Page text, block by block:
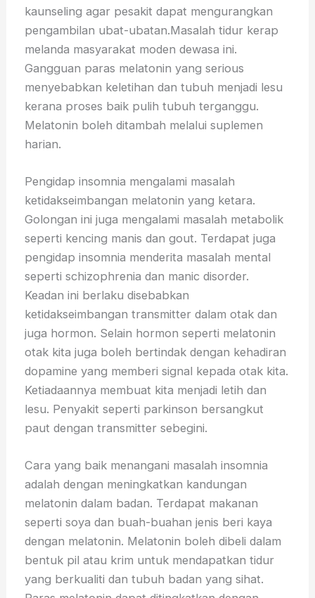
kaunseling agar pesakit dapat mengurangkan
pengambilan ubat-ubatan.Masalah tidur kerap
melanda masyarakat moden dewasa ini.
Gangguan paras melatonin yang serious
menyebabkan keletihan dan tubuh menjadi lesu
kerana proses baik pulih tubuh terganggu.
Melatonin boleh ditambah melalui suplemen
harian.
Pengidap insomnia mengalami masalah
ketidakseimbangan melatonin yang ketara.
Golongan ini juga mengalami masalah metabolik
seperti kencing manis dan gout. Terdapat juga
pengidap insomnia menderita masalah mental
seperti schizophrenia dan manic disorder.
Keadan ini berlaku disebabkan
ketidakseimbangan transmitter dalam otak dan
juga hormon. Selain hormon seperti melatonin
otak kita juga boleh bertindak dengan kehadiran
dopamine yang memberi signal kepada otak kita.
Ketiadaannya membuat kita menjadi letih dan
lesu. Penyakit seperti parkinson bersangkut
paut dengan transmitter sebegini.
Cara yang baik menangani masalah insomnia
adalah dengan meningkatkan kandungan
melatonin dalam badan. Terdapat makanan
seperti soya dan buah-buahan jenis beri kaya
dengan melatonin. Melatonin boleh dibeli dalam
bentuk pil atau krim untuk mendapatkan tidur
yang berkualiti dan tubuh badan yang sihat.